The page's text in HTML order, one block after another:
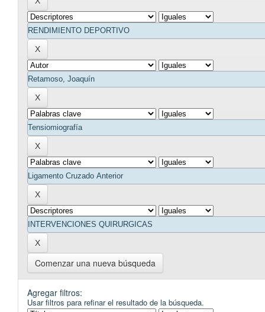
Comenzar una nueva búsqueda
Agregar filtros:
Usar filtros para refinar el resultado de la búsqueda.